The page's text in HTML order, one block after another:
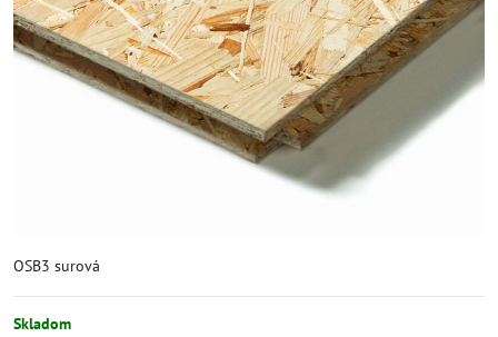
OSB3 surová
Skladom